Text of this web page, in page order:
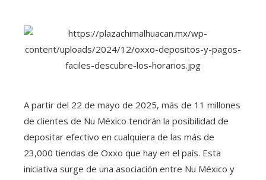
A partir del 22 de mayo de 2025, más de 11 millones
de clientes de Nu México tendrán la posibilidad de
depositar efectivo en cualquiera de las más de
23,000 tiendas de Oxxo que hay en el país. Esta
iniciativa surge de una asociación entre Nu México y